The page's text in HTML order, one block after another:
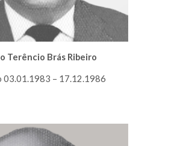
Terêncio Brás Ribeiro
03.01.1983 – 17.12.1986